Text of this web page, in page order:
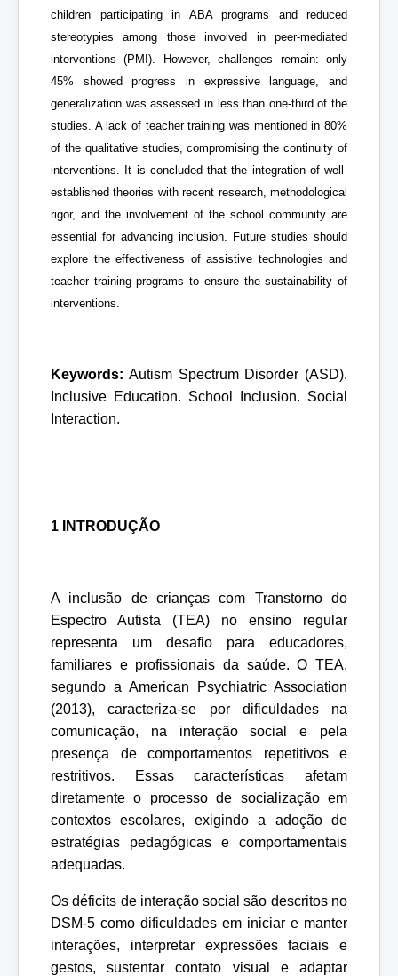
children participating in ABA programs and reduced
stereotypies among those involved in peer-mediated
interventions (PMI). However, challenges remain: only
45% showed progress in expressive language, and
generalization was assessed in less than one-third of the
studies. A lack of teacher training was mentioned in 80%
of the qualitative studies, compromising the continuity of
interventions. It is concluded that the integration of well-
established theories with recent research, methodological
rigor, and the involvement of the school community are
essential for advancing inclusion. Future studies should
explore the effectiveness of assistive technologies and
teacher training programs to ensure the sustainability of
interventions.
Keywords: Autism Spectrum Disorder (ASD).
Inclusive Education. School Inclusion. Social
Interaction.
1 INTRODUÇÃO
A inclusão de crianças com Transtorno do
Espectro Autista (TEA) no ensino regular
representa um desafio para educadores,
familiares e profissionais da saúde. O TEA,
segundo a American Psychiatric Association
(2013), caracteriza-se por dificuldades na
comunicação, na interação social e pela
presença de comportamentos repetitivos e
restritivos. Essas características afetam
diretamente o processo de socialização em
contextos escolares, exigindo a adoção de
estratégias pedagógicas e comportamentais
adequadas.
Os déficits de interação social são descritos no
DSM-5 como dificuldades em iniciar e manter
interações, interpretar expressões faciais e
gestos, sustentar contato visual e adaptar